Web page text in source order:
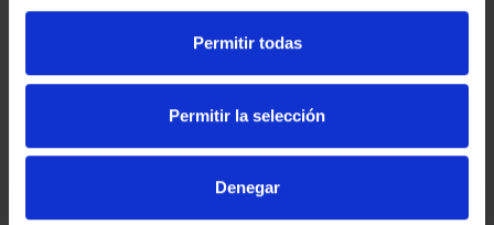
Permitir todas
Permitir la selección
Denegar
PROVINCIA COLECCION
COMPLET...